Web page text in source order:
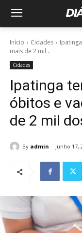
Início Cidades
mais de 2 mil...
Cidades
Ipatinga
óbitos e
de 2 mil
By admin junho 17,